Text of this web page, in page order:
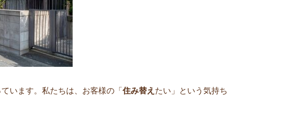
います。私たちは、お客様の「 住み替え たい」という気持ち